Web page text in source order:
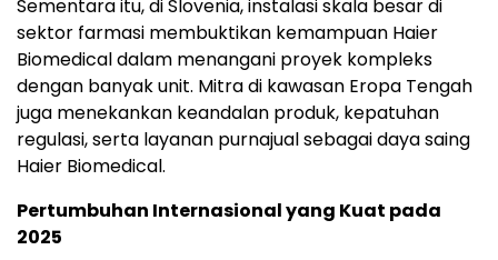
Sementara itu, di Slovenia, instalasi skala besar di
sektor farmasi membuktikan kemampuan Haier
Biomedical dalam menangani proyek kompleks
dengan banyak unit. Mitra di kawasan Eropa Tengah
juga menekankan keandalan produk, kepatuhan
regulasi, serta layanan purnajual sebagai daya saing
Haier Biomedical.
Pertumbuhan Internasional yang Kuat pada
2025